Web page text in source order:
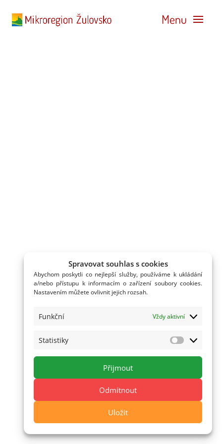
Spravovat souhlas s cookies
Abychom poskytli co nejlepší služby, používáme k ukládání
a/nebo přístupu k informacím o zařízení soubory cookies.
Nastavením můžete ovlivnit jejich rozsah.
Funkční Vždy aktivní
Statistiky Statistiky
Přijmout
Odmítnout
Uložit